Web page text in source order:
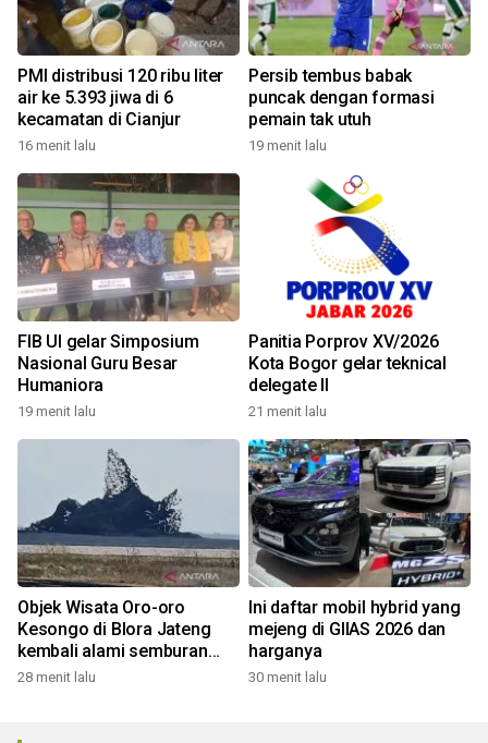
PMI distribusi 120 ribu liter
air ke 5.393 jiwa di 6
kecamatan di Cianjur
16 menit lalu
Persib tembus babak
puncak dengan formasi
pemain tak utuh
19 menit lalu
FIB UI gelar Simposium
Nasional Guru Besar
Humaniora
19 menit lalu
Panitia Porprov XV/2026
Kota Bogor gelar teknical
delegate II
21 menit lalu
Objek Wisata Oro-oro
Kesongo di Blora Jateng
kembali alami semburan
lumpur
28 menit lalu
Ini daftar mobil hybrid yang
mejeng di GIIAS 2026 dan
harganya
30 menit lalu